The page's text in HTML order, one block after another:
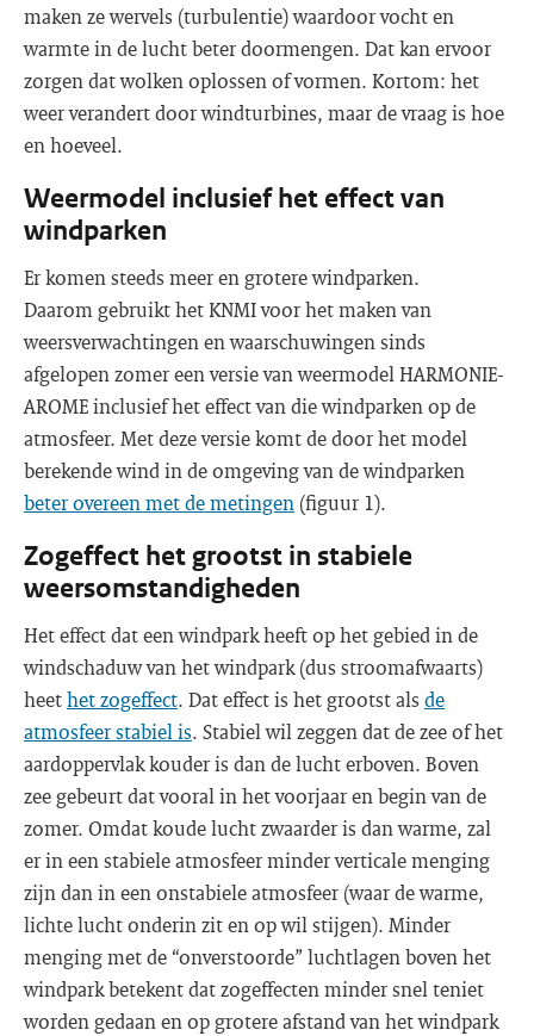
maken ze wervels (turbulentie) waardoor vocht en
warmte in de lucht beter doormengen. Dat kan ervoor
zorgen dat wolken oplossen of vormen. Kortom: het
weer verandert door windturbines, maar de vraag is hoe
en hoeveel.
Weermodel inclusief het effect van
windparken
Er komen steeds meer en grotere windparken.
Daarom gebruikt het KNMI voor het maken van
weersverwachtingen en waarschuwingen sinds
afgelopen zomer een versie van weermodel HARMONIE-
AROME inclusief het effect van die windparken op de
atmosfeer. Met deze versie komt de door het model
berekende wind in de omgeving van de windparken
beter overeen met de metingen (figuur 1).
Zogeffect het grootst in stabiele
weersomstandigheden
Het effect dat een windpark heeft op het gebied in de
windschaduw van het windpark (dus stroomafwaarts)
heethet zogeffect. Dat effect is het grootst alsde
atmosfeer stabiel is. Stabiel wil zeggen dat de zee of het
aardoppervlak kouder is dan de lucht erboven. Boven
zee gebeurt dat vooral in het voorjaar en begin van de
zomer. Omdat koude lucht zwaarder is dan warme, zal
er in een stabiele atmosfeer minder verticale menging
zijn dan in een onstabiele atmosfeer (waar de warme,
lichte lucht onderin zit en op wil stijgen). Minder
menging met de “onverstoorde” luchtlagen boven het
windpark betekent dat zogeffecten minder snel teniet
worden gedaan en op grotere afstand van het windpark